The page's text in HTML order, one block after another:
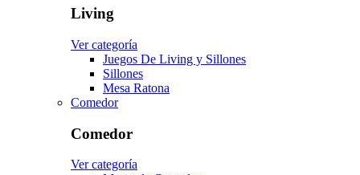
Living
Ver categoría
Juegos De Living y Sillones
Sillones
Mesa Ratona
Comedor
Comedor
Ver categoría